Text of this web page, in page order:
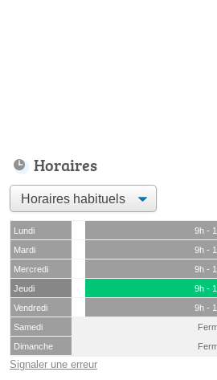
Horaires
Lundi
9h -
Mardi
9h -
Mercredi
9h -
Jeudi
9h -
Vendredi
9h -
Samedi
Dimanche
Signaler une erreur